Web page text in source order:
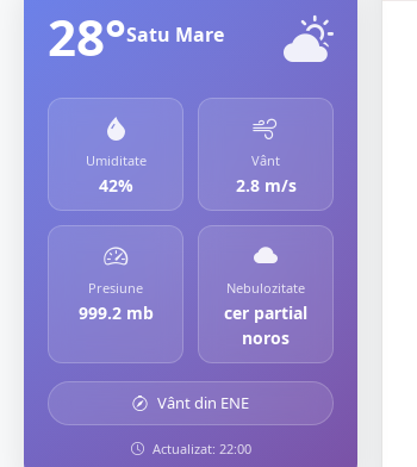
28°Satu Mare
Umiditate
42%
Vânt
2.8 m/s
Presiune
999.2 mb
Nebulozitate
cer partial
noros
Vânt din ENE
Actualizat: 22:00